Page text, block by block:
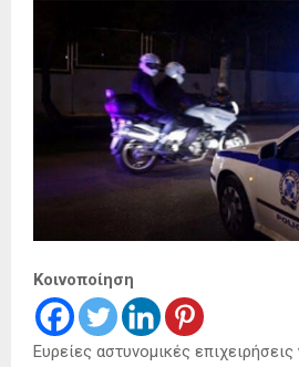
Κοινοποίηση
Ευρείες αστυνομικές